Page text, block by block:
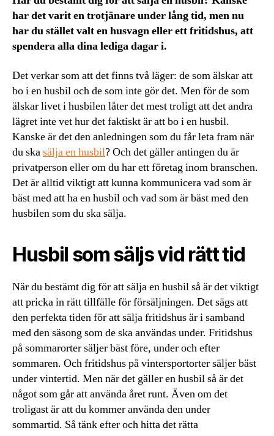
har det varit en trotjänare under lång tid, men nu
har du stället valt en husvagn eller ett fritidshus, att
spendera alla dina lediga dagar i.
Det verkar som att det finns två läger: de som älskar att
bo i en husbil och de som inte gör det. Men för de som
älskar livet i husbilen låter det mest troligt att det andra
lägret inte vet hur det faktiskt är att bo i en husbil.
Kanske är det den anledningen som du får leta fram när
du skasälja en husbil? Och det gäller antingen du är
privatperson eller om du har ett företag inom branschen.
Det är alltid viktigt att kunna kommunicera vad som är
bäst med att ha en husbil och vad som är bäst med den
husbilen som du ska sälja.
Husbil som säljs vid rätt tid
När du bestämt dig för att sälja en husbil så är det viktigt
att pricka in rätt tillfälle för försäljningen. Det sägs att
den perfekta tiden för att sälja fritidshus är i samband
med den säsong som de ska användas under. Fritidshus
på sommarorter säljer bäst före, under och efter
sommaren. Och fritidshus på vintersportorter säljer bäst
under vintertid. Men när det gäller en husbil så är det
något som går att använda året runt. Även om det
troligast är att du kommer använda den under
sommartid. Så tänk efter och hitta det rätta